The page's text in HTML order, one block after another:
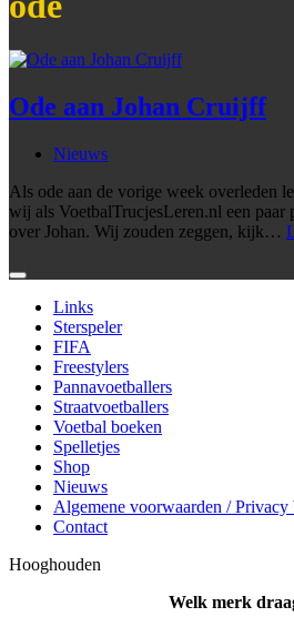
Ode aan Johan Cruijff
Nieuws
Als ode aan de vorige week overleden
wij als VoetbalTrucjesLeren.nl een paar
over Johan. Wij zouden zeggen, kijk…
Links
Sterspeler
FIFA
Freestylers
Pannavoetballers
Straatvoetballers
Voetbal boeken
Spelletjes
Shop
Nieuws
Algemene voorwaarden / Privacy
Contact
Hooghouden
Welk merk